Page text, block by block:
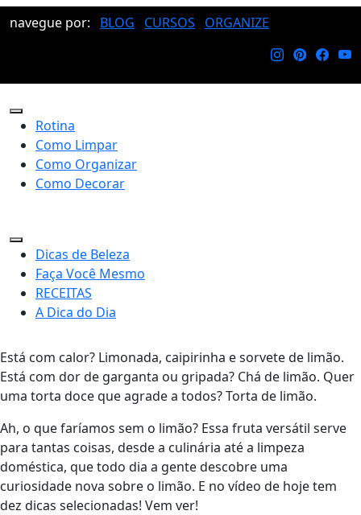
navegue por: BLOG CURSOS ORGANIZE
Rotina
Como Limpar
Como Organizar
Como Decorar
Dicas de Beleza
Faça Você Mesmo
RECEITAS
A Dica do Dia
Está com calor? Limonada, caipirinha e sorvete de limão.
Está com dor de garganta ou gripada? Chá de limão. Quer
uma torta doce que agrade a todos? Torta de limão.
Ah, o que faríamos sem o limão? Essa fruta versátil serve
para tantas coisas, desde a culinária até a limpeza
doméstica, que todo dia a gente descobre uma
curiosidade nova sobre o limão. E no vídeo de hoje tem
dez dicas selecionadas! Vem ver!